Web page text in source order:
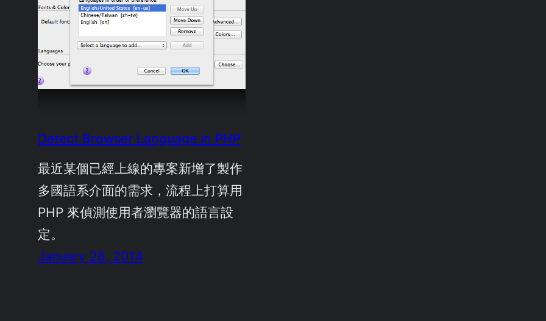
Detect Browser Language in PHP
最近某個已經上線的專案新增了製作
多國語系介面的需求，流程上打算用
PHP 來偵測使用者瀏覽器的語言設
定。
January 28, 2014